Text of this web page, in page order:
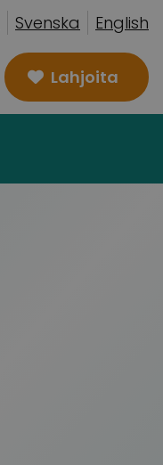
Svenska English
Lahjoita